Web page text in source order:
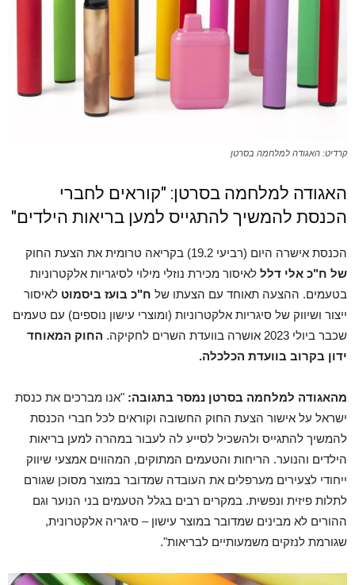
קרדיט: האגודה למלחמה בסרטן
האגודה למלחמה בסרטן: "קוראים לחברי
הכנסת להמשיך להתגייס למען בריאות הילדים"
הכנסת אישרה היום (רביעי 19.2) בקריאה טרומית את הצעת החוק
של ח"כ אלי דלל לאיסור מכירת נוזלי מילוי לסיגריות אלקטרוניות
בטעמים. ההצעה תאוחד עם הצעתו של ח"כ בועז ביסמוט לאיסור
ייצור ושיווק של סיגריות אלקטרוניות (ומוצרי עישון נוספים) עם טעמים
שכבר ביולי 2023 אושרה בוועדת השרים לחקיקה.
החוק המאוחד
ידון בקרוב בוועדת הכלכלה.
מהאגודה למלחמה בסרטן נמסר בתגובה: "אנו מברכים את כנסת
ישראל על אישור הצעת החוק החשובה וקוראים לכל חברי הכנסת
להמשיך להתגייס ולהשכיל לסייע לה לעבור במהרה למען בריאות
הילדים והנוער. הריחות והטעמים המתוקים, המהווים אמצעי שיווק
ייחודי לצעירים מערפלים את העובדה שמדובר במוצר מסוכן שגורם
לתלות פיזית ונפשית. במקרים רבים בגלל הטעמים בני הנוער וגם
ההורים לא מבינים שמדובר במוצר עישון – סיגריה אלקטרונית,
שגורמת לנזקים משמעותיים לבריאות".